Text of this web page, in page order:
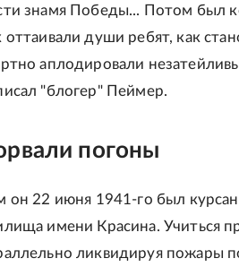
знамя Победы... Потом был
оттаивали души ребят, как
аплодировали
"блогер" Пеймер.
погоны
он 22 июня 1941-го был
имени Красина. Учиться
ликвидируя пожары